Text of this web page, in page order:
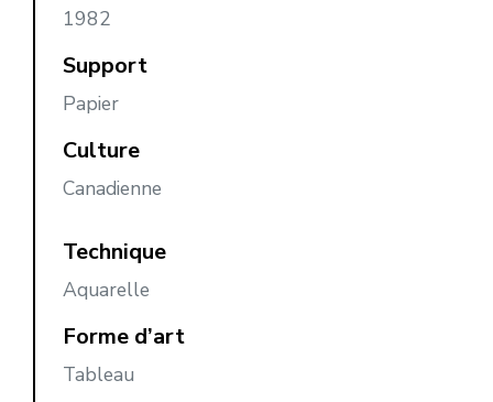
1982
Support
Papier
Culture
Canadienne
Technique
Aquarelle
Forme d’art
Tableau